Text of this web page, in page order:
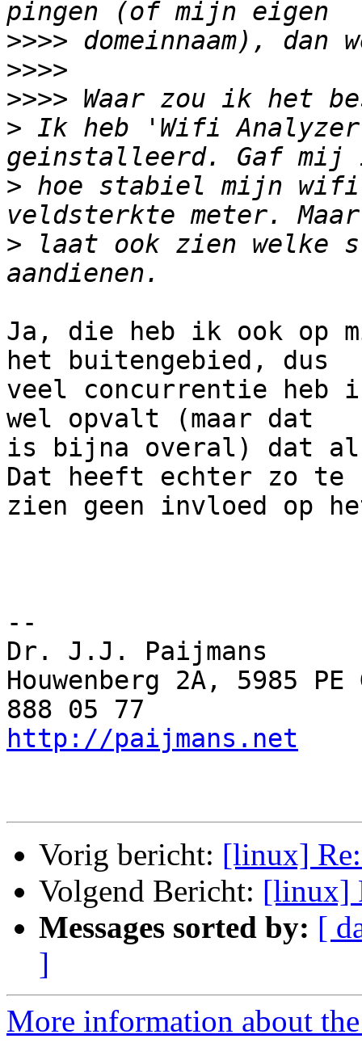
>>>>
>>>>
>>>>
> Ik heb 'Wifi
> hoe stabiel mijn
> laat ook zien welke
Ja, die heb ik ook op
het buitengebied, dus
veel concurrentie heb
wel opvalt (maar dat
is bijna overal) dat
Dat heeft echter zo te
zien geen invloed op
--
Dr. J.J. Paijmans
Houwenberg 2A, 5985
http://paijmans.net
Vorig bericht: [linux]
Volgend Bericht: [linux]
Messages sorted by: [
]
More information about